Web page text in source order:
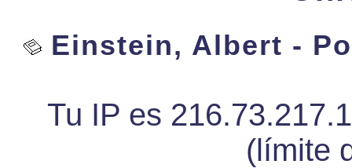
Einstein, Albert -
Tu IP es
(límite